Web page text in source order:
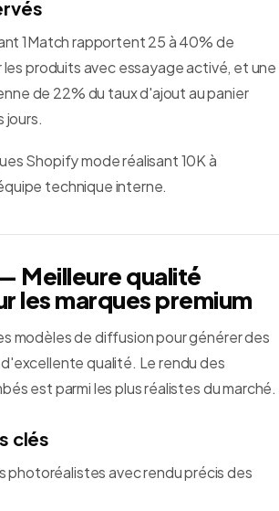
1Match rapportent 25 à 40% de
les produits avec essayage activé, et une
de 22% du taux d'ajout au panier
jours.
Shopify mode réalisant 10K à
technique interne.
Meilleure qualité
les marques premium
modèles de diffusion pour générer des
qualité. Le rendu des
est parmi les plus réalistes du marché.
clés
photoréalistes avec rendu précis des